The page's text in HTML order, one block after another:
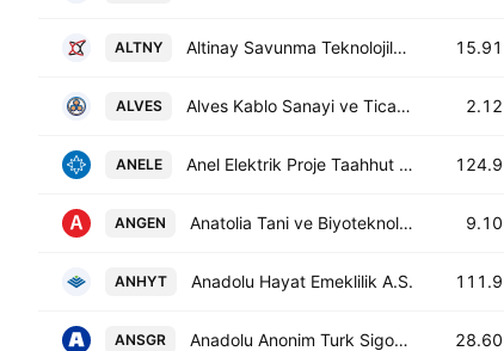
ALTNY Altinay Savunma Teknolojileri A.S. 15.91
ALVES Alves Kablo Sanayi ve Ticaret A. S. 2.12
ANELE Anel Elektrik Proje Taahhut ve Ticaret A.S. 124.9
ANGEN Anatolia Tani ve Biyoteknoloji Urunleri Arastirma Gelistirme Sanayi ve Ticaret AS 9.10
ANHYT Anadolu Hayat Emeklilik A.S. 111.9
ANSGR Anadolu Anonim Turk Sigorta Sirketi A.S. 28.60